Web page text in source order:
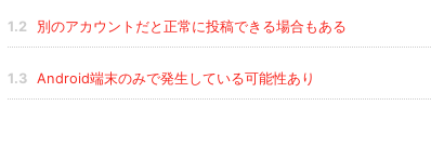
1.2 別のアカウントだと正常に投稿できる場合もある
1.3 Android端末のみで発生している可能性あり